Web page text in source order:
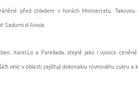
před chladem v horách Monserratu.
Sadurni d´Anoia.
Xarel.Lo a Parellada, stejně jako i vysoce
vinic v oblasti zajišťují dokonalou rovnováhu cukru a